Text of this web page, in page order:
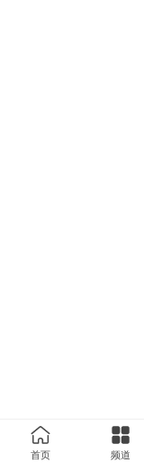
首页 频道